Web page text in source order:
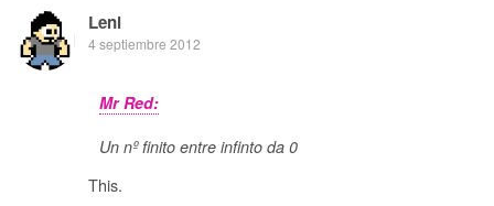
Leni
4 septiembre 2012
Mr Red:
Un nº finito entre infinto da 0
This.